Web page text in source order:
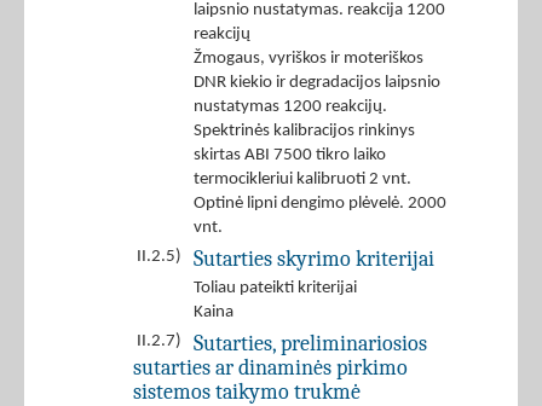
laipsnio nustatymas. reakcija 1200
reakcijų
Žmogaus, vyriškos ir moteriškos
DNR kiekio ir degradacijos laipsnio
nustatymas 1200 reakcijų.
Spektrinės kalibracijos rinkinys
skirtas ABI 7500 tikro laiko
termocikleriui kalibruoti 2 vnt.
Optinė lipni dengimo plėvelė. 2000
vnt.
II.2.5)
Sutarties skyrimo kriterijai
Toliau pateikti kriterijai
Kaina
II.2.7)
Sutarties, preliminariosios
sutarties ar dinaminės pirkimo
sistemos taikymo trukmė